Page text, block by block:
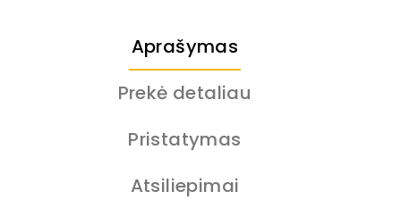
Aprašymas
Prekė detaliau
Pristatymas
Atsiliepimai